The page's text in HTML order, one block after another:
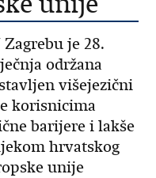
Zagrebu je 28.
održana
višejezični
korisnicima
barijere i lakše
hrvatskog
unije